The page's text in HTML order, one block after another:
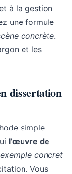
à la gestion
une formule
concrète.
et les
dissertation
simple :
l’œuvre de
exemple concret
Vous